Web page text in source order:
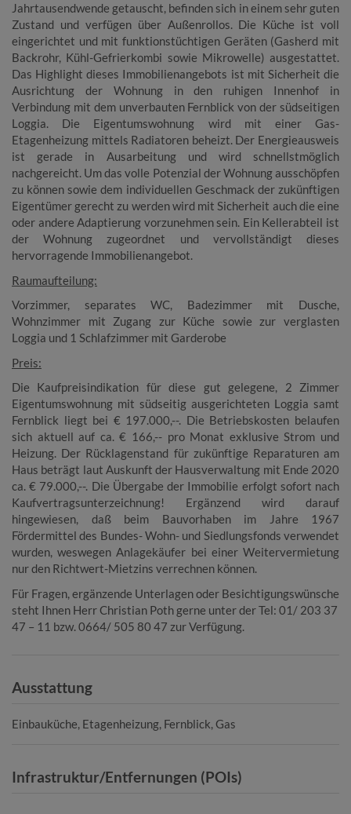
Jahrtausendwende getauscht, befinden sich in einem sehr guten
Zustand und verfügen über Außenrollos. Die Küche ist voll
eingerichtet und mit funktionstüchtigen Geräten (Gasherd mit
Backrohr, Kühl-Gefrierkombi sowie Mikrowelle) ausgestattet.
Das Highlight dieses Immobilienangebots ist mit Sicherheit die
Ausrichtung der Wohnung in den ruhigen Innenhof in
Verbindung mit dem unverbauten Fernblick von der südseitigen
Loggia. Die Eigentumswohnung wird mit einer Gas-
Etagenheizung mittels Radiatoren beheizt. Der Energieausweis
ist gerade in Ausarbeitung und wird schnellstmöglich
nachgereicht. Um das volle Potenzial der Wohnung ausschöpfen
zu können sowie dem individuellen Geschmack der zukünftigen
Eigentümer gerecht zu werden wird mit Sicherheit auch die eine
oder andere Adaptierung vorzunehmen sein. Ein Kellerabteil ist
der Wohnung zugeordnet und vervollständigt dieses
hervorragende Immobilienangebot.
Raumaufteilung:
Vorzimmer, separates WC, Badezimmer mit Dusche,
Wohnzimmer mit Zugang zur Küche sowie zur verglasten
Loggia und 1 Schlafzimmer mit Garderobe
Preis:
Die Kaufpreisindikation für diese gut gelegene, 2 Zimmer
Eigentumswohnung mit südseitig ausgerichteten Loggia samt
Fernblick liegt bei € 197.000,--. Die Betriebskosten belaufen
sich aktuell auf ca. € 166,-- pro Monat exklusive Strom und
Heizung. Der Rücklagenstand für zukünftige Reparaturen am
Haus beträgt laut Auskunft der Hausverwaltung mit Ende 2020
ca. € 79.000,--. Die Übergabe der Immobilie erfolgt sofort nach
Kaufvertragsunterzeichnung! Ergänzend wird darauf
hingewiesen, daß beim Bauvorhaben im Jahre 1967
Fördermittel des Bundes- Wohn- und Siedlungsfonds verwendet
wurden, weswegen Anlagekäufer bei einer Weitervermietung
nur den Richtwert-Mietzins verrechnen können.
Für Fragen, ergänzende Unterlagen oder Besichtigungswünsche
steht Ihnen Herr Christian Poth gerne unter der Tel: 01/ 203 37
47 – 11 bzw. 0664/ 505 80 47 zur Verfügung.
Ausstattung
Einbauküche Etagenheizung Fernblick Gas
Infrastruktur/Entfernungen (POIs)